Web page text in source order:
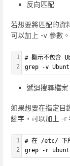
反向匹配
若想要將匹配的資
可以加上 -v 參數
1
2
# 顯示不包含
grep -v
遞迴搜尋檔案
如果想要在指定目
鍵字，可以加上 -r
1
2
# 在 /etc/ 下
grep -r